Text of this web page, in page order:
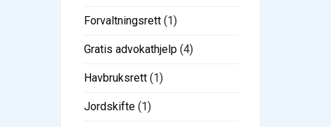
Forvaltningsrett (1)
Gratis advokathjelp (4)
Havbruksrett (1)
Jordskifte (1)